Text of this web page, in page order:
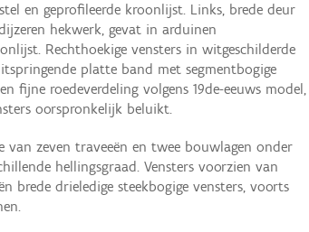
en geprofileerde kroonlijst. Links, brede deur
hekwerk, gevat in arduinen
Rechthoekige vensters in witgeschilderde
platte band met segmentbogige
fijne roedeverdeling volgens 19de-eeuws model,
oorspronkelijk beluikt.
van zeven traveeën en twee bouwlagen onder
hellingsgraad. Vensters voorzien van
brede drieledige steekbogige vensters, voorts